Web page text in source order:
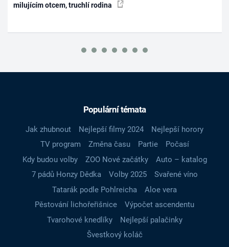
milujícím otcem, truchlí rodina
Populární témata
Jak zhubnout Nejlepší filmy 2024
Nejlepší horory
TV program
Změna času Partie
Počasí
Kdy budou volby
ZOO Nové začátky
Auto – katalog
7 pádů Honzy Dědka
Volby 2025
Svařené víno
Tatarák podle Pohlreicha
Aloe vera
Pěstování lichořeřišnice
Výpočet ascendentu
Tvarohové knedlíky
Nejlepší palačinky
Švestkový koláč